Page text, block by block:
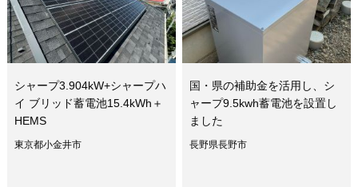
シャープ3.904kW+シャープハ
イ ブリッド蓄電池15.4kWh＋
HEMS
東京都小金井市
国・県の補助金を活用し、シ
ャープ9.5kwh蓄電池を設置し
ました
長野県長野市